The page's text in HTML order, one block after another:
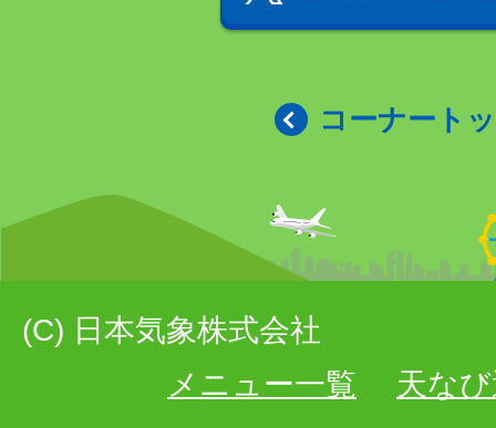
コーナート
(C) 日本気象株式会社
メニュー一覧
天な